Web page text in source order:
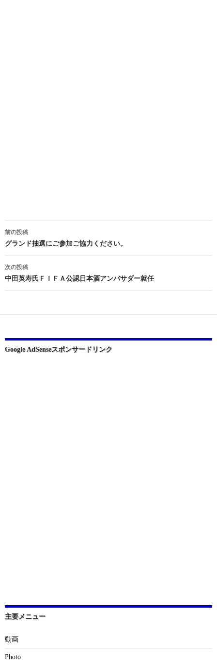
投
稿
ナ
ビ
ー
ョ
前の投稿
グランド抽選にご参加ご協力ください。
次の投稿
中田英寿氏ＦＩＦＡ公認日本酒アンバサダー就任
Google AdSenseスポンサードリンク
主要メニュー
動画
Photo